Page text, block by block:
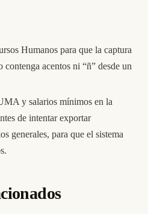
Humanos para que la captura
contenga acentos ni “ñ” desde un
y salarios mínimos en la
de intentar exportar
generales, para que el sistema